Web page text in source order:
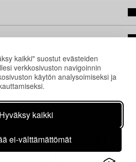
kaikki" suostut evästeiden
verkkosivuston navigoinnin
käytön analysoimiseksi ja
Hyväksy kaikki
ei-välttämättömät
kohteita